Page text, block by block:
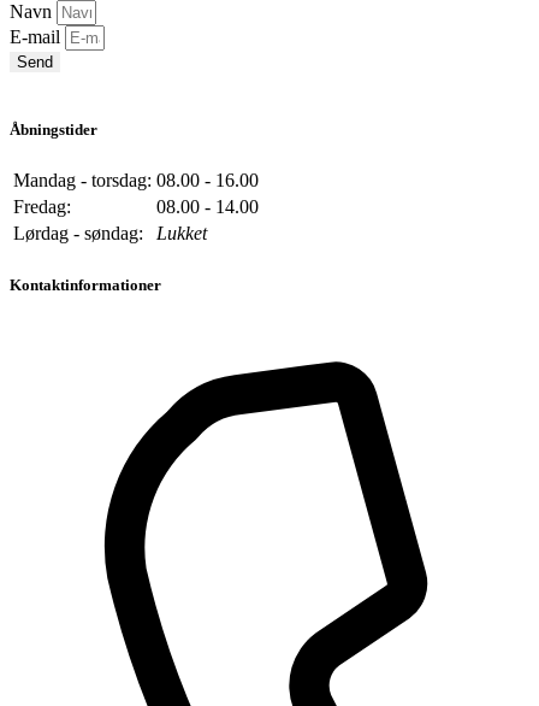
Navn
E-mail
Send
Åbningstider
Mandag - torsdag: 08.00 - 16.00
Fredag:
08.00 - 14.00
Lørdag - søndag:
Lukket
Kontaktinformationer